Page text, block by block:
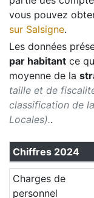
vous pouvez
sur Salsigne.
Les données
par habitant ce
moyenne de la
taille et de
classification de
Locales)..
Chiffres 2024
Charges de
personnel